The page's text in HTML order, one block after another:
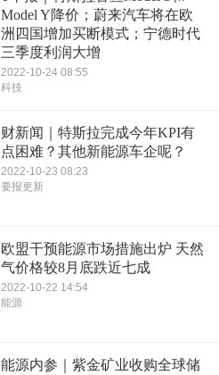
Model Y降价；蔚来汽车将在欧
洲四国增加买断模式；宁德时代
三季度利润大增
2022-10-24 08:55
科技
财新闻｜特斯拉完成今年KPI有
点困难？其他新能源车企呢？
2022-10-23 08:23
要报更新
欧盟干预能源市场措施出炉 天然
气价格较8月底跌近七成
2022-10-22 14:54
能源
能源内参｜紫金矿业收购全球储